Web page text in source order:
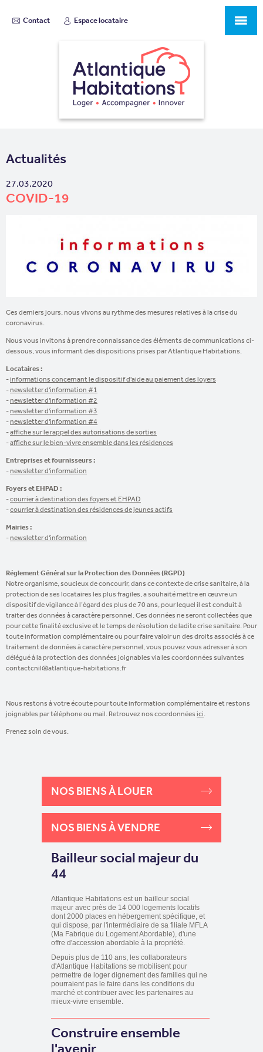
Contact Espace locataire
Actualités
27.03.2020
COVID-19
Ces derniers jours, nous vivons au rythme des mesures relatives à la crise du
coronavirus.
Nous vous invitons à prendre connaissance des éléments de communications ci-
dessous, vous informant des dispositions prises par Atlantique Habitations.
Locataires :
-informations concernant le dispositif d'aide au paiement des loyers
-newsletter d'information #1
-newsletter d'information #2
-newsletter d'information #3
-newsletter d'information #4
-affiche sur le rappel des autorisations de sorties
-affiche sur le bien-vivre ensemble dans les résidences
Entreprises et fournisseurs :
-newsletter d'information
Foyers et EHPAD :
-courrier à destination des foyers et EHPAD
-courrier à destination des résidences de jeunes actifs
Mairies :
-newsletter d'information
Réglement Général sur la Protection des Données (RGPD)
Notre organisme, soucieux de concourir, dans ce contexte de crise sanitaire, à la
protection de ses locataires les plus fragiles, a souhaité mettre en œuvre un
dispositif de vigilance à l’égard des plus de 70 ans, pour lequel il est conduit à
traiter des données à caractère personnel. Ces données ne seront collectées que
pour cette finalité exclusive et le temps de résolution de ladite crise sanitaire. Pour
toute information complémentaire ou pour faire valoir un des droits associés à ce
traitement de données à caractère personnel, vous pouvez vous adresser à son
délégué à la protection des données joignables via les coordonnées suivantes
contactcnil@atlantique-habitations.fr
Nous restons à votre écoute pour toute information complémentaire et restons
joignables par téléphone ou mail. Retrouvez nos coordonnéesici.
Prenez soin de vous.
NOS BIENS À LOUER
NOS BIENS À VENDRE
Bailleur social majeur du
44
Atlantique Habitations est un bailleur social
majeur avec près de 14 000 logements locatifs
dont 2000 places en hébergement spécifique, et
qui dispose, par l'intermédiaire de sa filiale MFLA
(Ma Fabrique du Logement Abordable), d'une
offre d'accession abordable à la propriété.
Depuis plus de 110 ans, les collaborateurs
d'Atlantique Habitations se mobilisent pour
permettre de loger dignement des familles qui ne
pourraient pas le faire dans les conditions du
marché et contribuer avec les partenaires au
mieux-vivre ensemble.
Construire ensemble